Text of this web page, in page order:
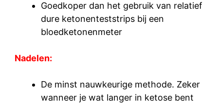
Goedkoper dan het gebruik van relatief
dure ketonenteststrips bij een
bloedketonenmeter
Nadelen:
De minst nauwkeurige methode. Zeker
wanneer je wat langer in ketose bent